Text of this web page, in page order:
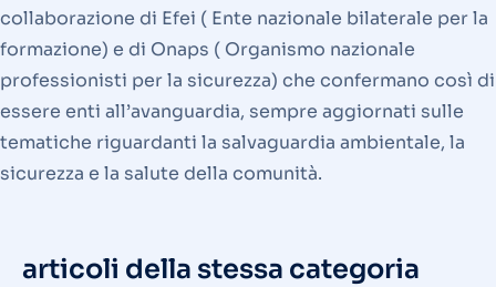
collaborazione di Efei ( Ente nazionale bilaterale per la
formazione) e di Onaps ( Organismo nazionale
professionisti per la sicurezza) che confermano così di
essere enti all’avanguardia, sempre aggiornati sulle
tematiche riguardanti la salvaguardia ambientale, la
sicurezza e la salute della comunità.
articoli della stessa categoria